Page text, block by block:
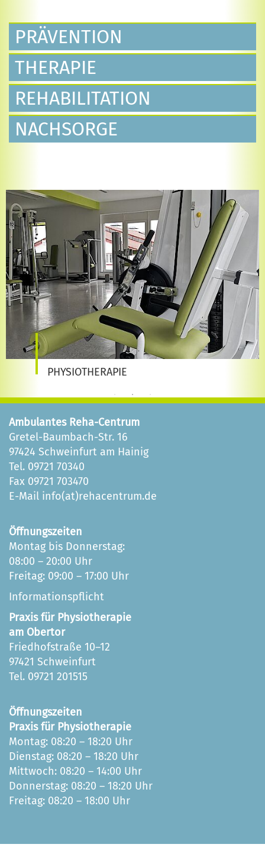
PRÄVENTION
THERAPIE
REHABILITATION
NACHSORGE
PHYSIOTHERAPIE
Ambulantes Reha-Centrum
Gretel-Baumbach-Str. 16
97424 Schweinfurt am Hainig
Tel. 09721 70340
Fax 09721 703470
E-Mail info(at)rehacentrum.de
Öffnungszeiten
Montag bis Donnerstag:
08:00 – 20:00 Uhr
Freitag: 09:00 – 17:00 Uhr
Informationspflicht
Praxis für Physiotherapie
am Obertor
Friedhofstraße 10–12
97421 Schweinfurt
Tel. 09721 201515
Öffnungszeiten
Praxis für Physiotherapie
Montag: 08:20 – 18:20 Uhr
Dienstag: 08:20 – 18:20 Uhr
Mittwoch: 08:20 – 14:00 Uhr
Donnerstag: 08:20 – 18:20 Uhr
Freitag: 08:20 – 18:00 Uhr